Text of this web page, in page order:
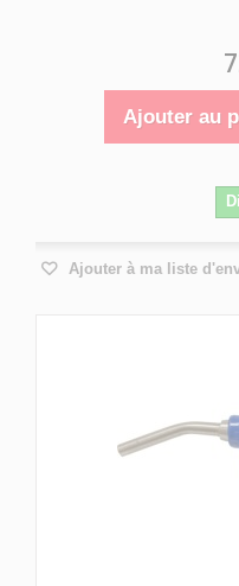
Ajouter au
Ajouter à ma liste